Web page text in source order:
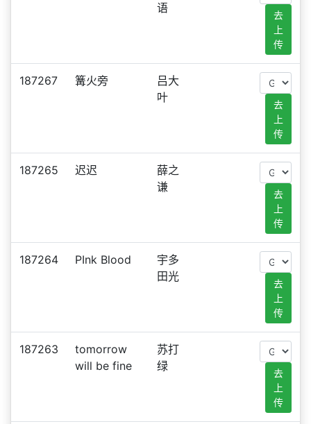
语
去
上
传
187267 篝火旁
吕大
叶
去
上
传
187265 迟迟
薛之
谦
去
上
传
187264 PInk Blood
宇多
田光
去
上
传
187263
tomorrow
will be fine
苏打
绿
去
上
传